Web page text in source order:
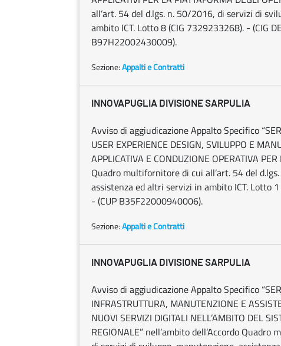
all’art. 54 del d.lgs. n. 50/2016, di servizi di
ambito ICT. Lotto 8 (CIG 7329233268). - (CIG
B97H22002430009).
Sezione:Appalti e Contratti
INNOVAPUGLIA DIVISIONE SARPULIA
Avviso di aggiudicazione Appalto Specifico
USER EXPERIENCE DESIGN, SVILUPPO E
APPLICATIVA E CONDUZIONE OPERATIVA
Quadro multifornitore di cui all’art. 54 del
assistenza ed altri servizi in ambito ICT. Lotto
- (CUP B35F22000940006).
Sezione:Appalti e Contratti
INNOVAPUGLIA DIVISIONE SARPULIA
Avviso di aggiudicazione Appalto Specifico
INFRASTRUTTURA, MANUTENZIONE E
NUOVI SERVIZI DIGITALI NELL’AMBITO DEL
REGIONALE” nell’ambito dell’Accordo